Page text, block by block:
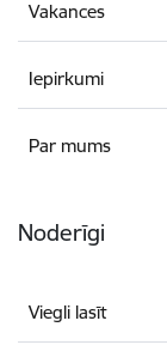
Vakances
Iepirkumi
Par mums
Noderīgi
Viegli lasīt